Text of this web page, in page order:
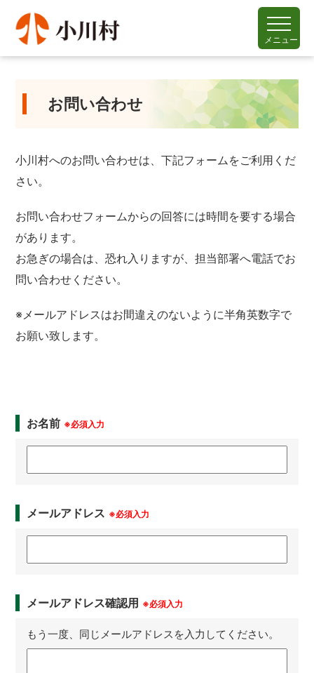
メニュー
お問い合わせ
小川村へのお問い合わせは、下記フォームをご利用くだ
さい。
お問い合わせフォームからの回答には時間を要する場合
があります。
お急ぎの場合は、恐れ入りますが、担当部署へ電話でお
問い合わせください。
※メールアドレスはお間違えのないように半角英数字で
お願い致します。
お名前 ※必須入力
メールアドレス ※必須入力
メールアドレス確認用 ※必須入力
もう一度、同じメールアドレスを入力してください。